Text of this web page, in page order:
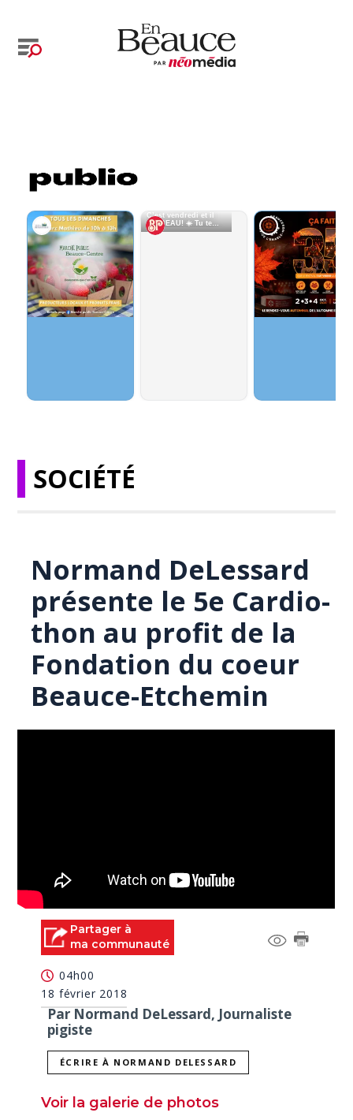
SOCIÉTÉ
Normand DeLessard
présente le 5e Cardio-
thon au profit de la
Fondation du coeur
Beauce-Etchemin
Partager à
ma communauté
04h00
18 février 2018
Par Normand DeLessard, Journaliste
pigiste
ÉCRIRE À NORMAND DELESSARD
Voir la galerie de photos